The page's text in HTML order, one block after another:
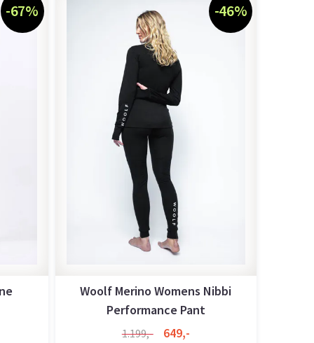
-67% -46%
Woolf Merino Womens Nibbi
Performance Pant
1.199,- 649,-